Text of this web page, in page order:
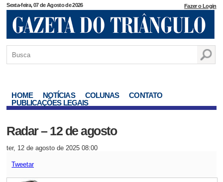
Sexta-feira, 07 de Agosto de 2026 Fazer o Login
HOME NOTÍCIAS COLUNAS
CONTATO
PUBLICAÇÕES LEGAIS
Radar – 12 de agosto
ter, 12 de agosto de 2025 08:00
Tweetar